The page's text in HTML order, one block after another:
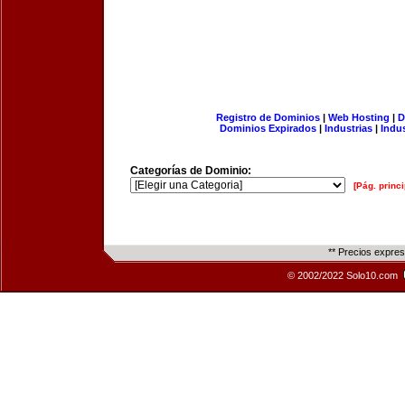
Registro de Dominios| Web Hosting |
Dominios Expirados | Industrias |
Categorías de Dominio:
[Pág.
** Precios
© 2002/2022 Solo10.com